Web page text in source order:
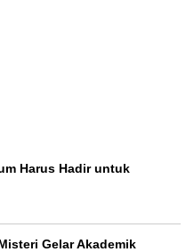
Harus Hadir untuk
Gelar Akademik